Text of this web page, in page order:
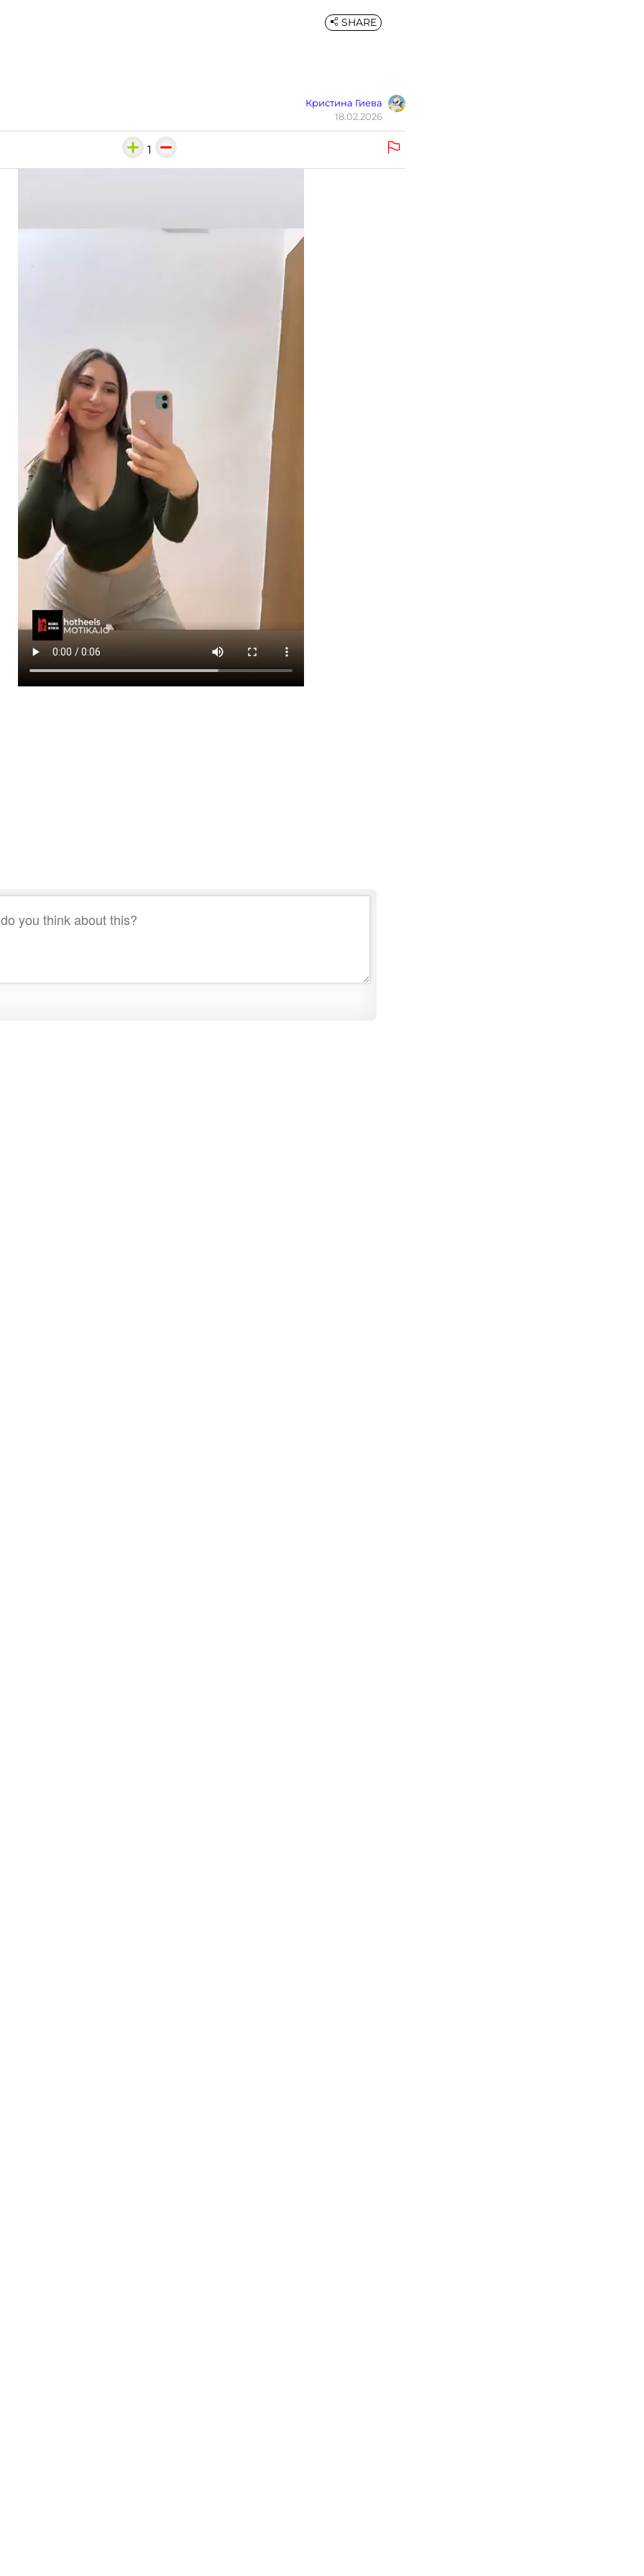
Кристина Гиева
18.02.2026
SHARE
1